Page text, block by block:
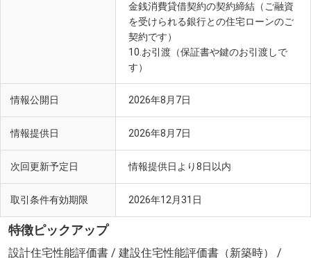
金銭消費貸借契約の契約締結（ご融資
を受けられる銀行との住宅ローンのご
契約です）
10.お引渡（保証書や鍵のお引渡しで
す）
情報公開日 2026年8月7日
情報提供日 2026年8月7日
次回更新予定日 情報提供日より8日以内
取引条件有効期限 2026年12月31日
特徴ピックアップ
設計住宅性能評価書 / 建設住宅性能評価書（新築時） /